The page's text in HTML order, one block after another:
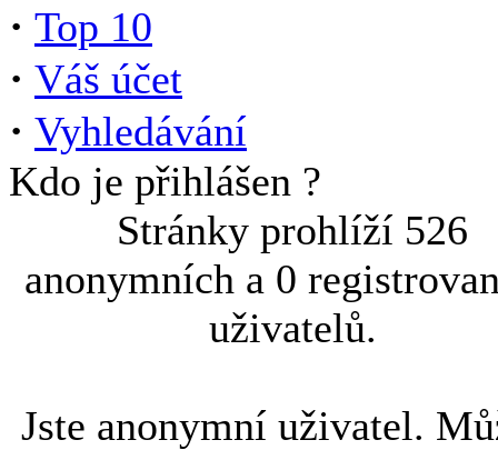
· Top 10
· Váš účet
· Vyhledávání
Kdo je přihlášen ?
Stránky prohlíží 526
anonymních a 0
uživatelů.
Jste anonymní uživatel.